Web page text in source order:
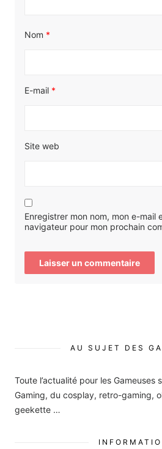
Nom *
E-mail *
Site web
Enregistrer mon nom, mon e-mail
navigateur pour mon prochain
AU SUJET DES
Toute l’actualité pour les Gameuses
Gaming, du cosplay, retro-gaming,
geekette …